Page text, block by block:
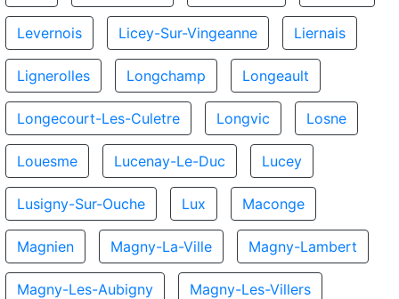
Levernois Licey-Sur-Vingeanne Liernais
Lignerolles Longchamp Longeault
Longecourt-Les-Culetre Longvic Losne
Louesme Lucenay-Le-Duc Lucey
Lusigny-Sur-Ouche Lux Maconge
Magnien Magny-La-Ville Magny-Lambert
Magny-Les-Aubigny Magny-Les-Villers